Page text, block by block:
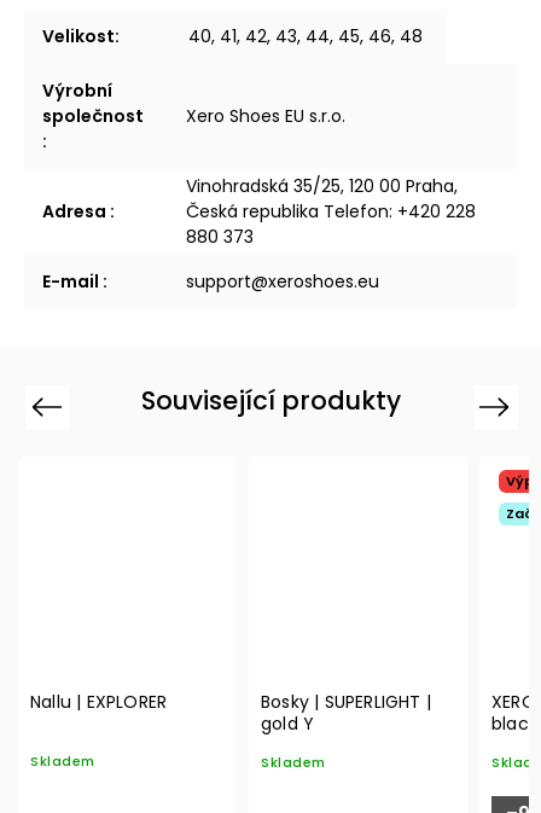
Velikost: 40, 41, 42, 43, 44, 45, 46, 48
Výrobní
společnost
:
Xero Shoes EU s.r.o.
Adresa :
Vinohradská 35/25, 120 00 Praha,
Česká republika Telefon: +420 228
880 373
E-mail : support@xeroshoes.eu
Související produkty
Previous
Nallu | EXPLORER
Skladem
Bosky | SUPERLIGHT |
gold Y
Skladem
black
Next